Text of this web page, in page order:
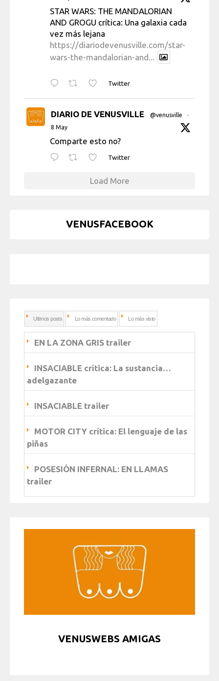
STAR WARS: THE MANDALORIAN
AND GROGU crítica: Una galaxia cada
vez más lejana
https://diariodevenusville.com/star-
wars-the-mandalorian-and...
Twitter
DIARIO DE VENUSVILLE @venusville
·
8 May
Comparte esto no?
Twitter
Load More
VENUSFACEBOOK
Ultimos posts Lo más comentado Lo más visto
EN LA ZONA GRIS trailer
INSACIABLE crítica: La sustancia…
adelgazante
INSACIABLE trailer
MOTOR CITY crítica: El lenguaje de las
piñas
POSESIÓN INFERNAL: EN LLAMAS
trailer
VENUSWEBS AMIGAS